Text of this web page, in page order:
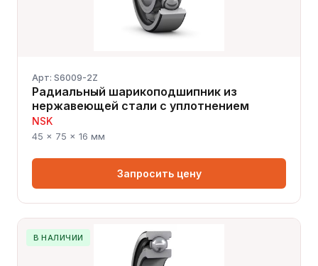
Арт: S6009-2Z
Радиальный шарикоподшипник из
нержавеющей стали с уплотнением
NSK
45 × 75 × 16 мм
Запросить цену
В НАЛИЧИИ